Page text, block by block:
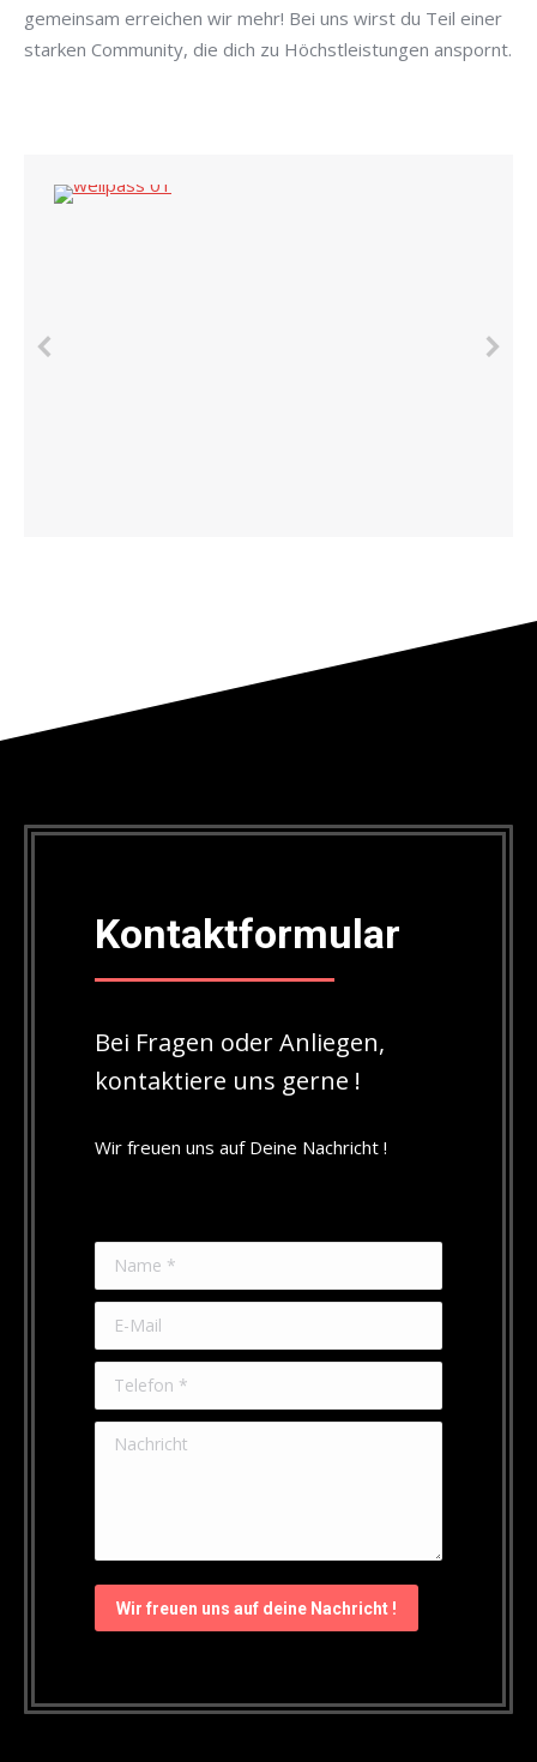
gemeinsam erreichen wir mehr! Bei uns wirst du Teil einer
starken Community, die dich zu Höchstleistungen anspornt.
Kontaktformular
Bei Fragen oder Anliegen,
kontaktiere uns gerne !
Wir freuen uns auf Deine Nachricht !
Name *
E-Mail
Telefon *
Nachricht
Wir freuen uns auf deine Nachricht !